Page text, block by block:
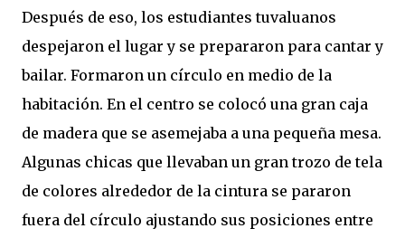
Después de eso, los estudiantes tuvaluanos
despejaron el lugar y se prepararon para cantar y
bailar. Formaron un círculo en medio de la
habitación. En el centro se colocó una gran caja
de madera que se asemejaba a una pequeña mesa.
Algunas chicas que llevaban un gran trozo de tela
de colores alrededor de la cintura se pararon
fuera del círculo ajustando sus posiciones entre